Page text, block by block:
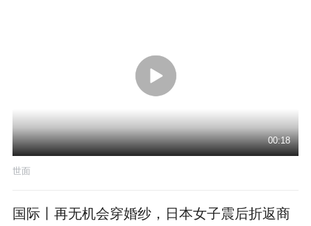
00:18
世面
国际丨再无机会穿婚纱，日本女子震后折返商